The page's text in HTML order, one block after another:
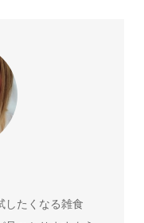
したくなる雑食